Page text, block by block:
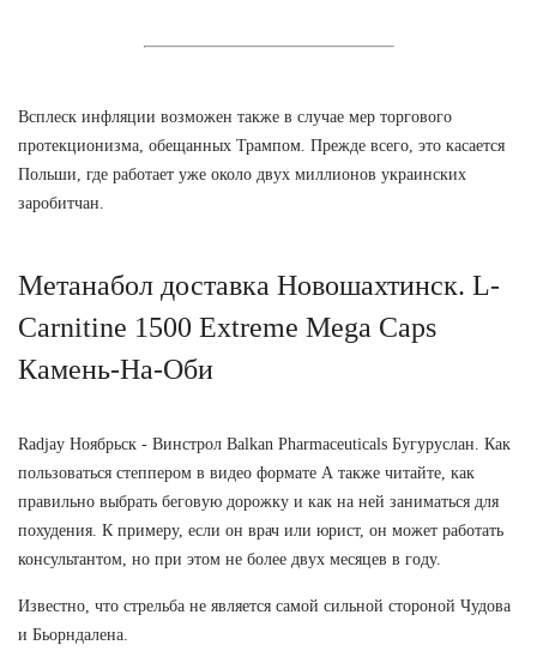
Всплеск инфляции возможен также в случае мер торгового
протекционизма, обещанных Трампом. Прежде всего, это касается
Польши, где работает уже около двух миллионов украинских
заробитчан.
Метанабол доставка Новошахтинск. L-
Carnitine 1500 Extreme Mega Caps
Камень-На-Оби
Radjay Ноябрьск - Винстрол Balkan Pharmaceuticals Бугуруслан. Как
пользоваться степпером в видео формате А также читайте, как
правильно выбрать беговую дорожку и как на ней заниматься для
похудения. К примеру, если он врач или юрист, он может работать
консультантом, но при этом не более двух месяцев в году.
Известно, что стрельба не является самой сильной стороной Чудова
и Бьорндалена.